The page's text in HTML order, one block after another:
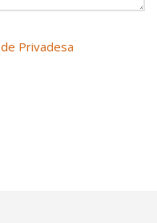
Privadesa